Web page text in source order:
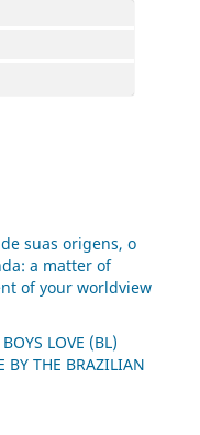
suas origens, o
a matter of
of your worldview
LOVE (BL)
BY THE BRAZILIAN